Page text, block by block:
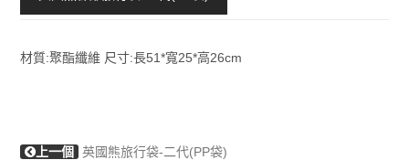
材質:聚酯纖維 尺寸:長51*寬25*高26cm
上一個 英國熊旅行袋-二代(PP袋)